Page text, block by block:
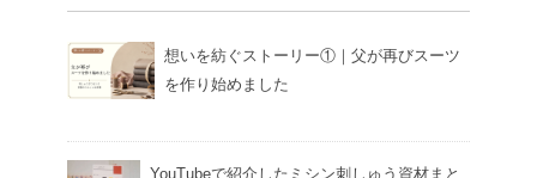
想いを紡ぐストーリー①｜父が再びスーツ
を作り始めました
YouTubeで紹介したミシン刺しゅう資材まと